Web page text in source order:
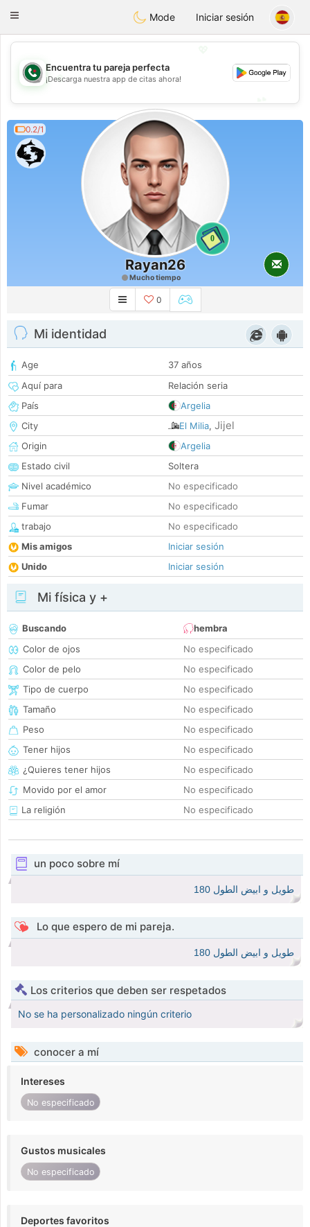
Weshrak
Toggle
Mode Iniciar sesión
💖
💕
Encuentra tu pareja perfecta
¡Descarga nuestra app de citas ahora!
0.2/1
0
Rayan26
Mucho tiempo
0
Mi identidad
Age
37 años
Aquí para
Relación seria
País
Argelia
City
El Milia, Jijel
Origin
Argelia
Estado civil
Soltera
Nivel académico
No especificado
Fumar
No especificado
trabajo
No especificado
Mis amigos
Iniciar sesión
Unido
Iniciar sesión
Mi física y +
Buscando
hembra
Color de ojos
No especificado
Color de pelo
No especificado
Tipo de cuerpo
No especificado
Tamaño
No especificado
Peso
No especificado
Tener hijos
No especificado
¿Quieres tener hijos
No especificado
Movido por el amor
No especificado
La religión
No especificado
un poco sobre mí
طويل و ابيض الطول 180
Lo que espero de mi pareja.
طويل و ابيض الطول 180
Los criterios que deben ser respetados
No se ha personalizado ningún criterio
conocer a mí
Intereses
No especificado
Gustos musicales
No especificado
Deportes favoritos